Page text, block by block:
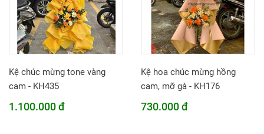
Kệ chúc mừng tone vàng
cam - KH435
1.100.000 đ
Kệ hoa chúc mừng hồng
cam, mỡ gà - KH176
730.000 đ